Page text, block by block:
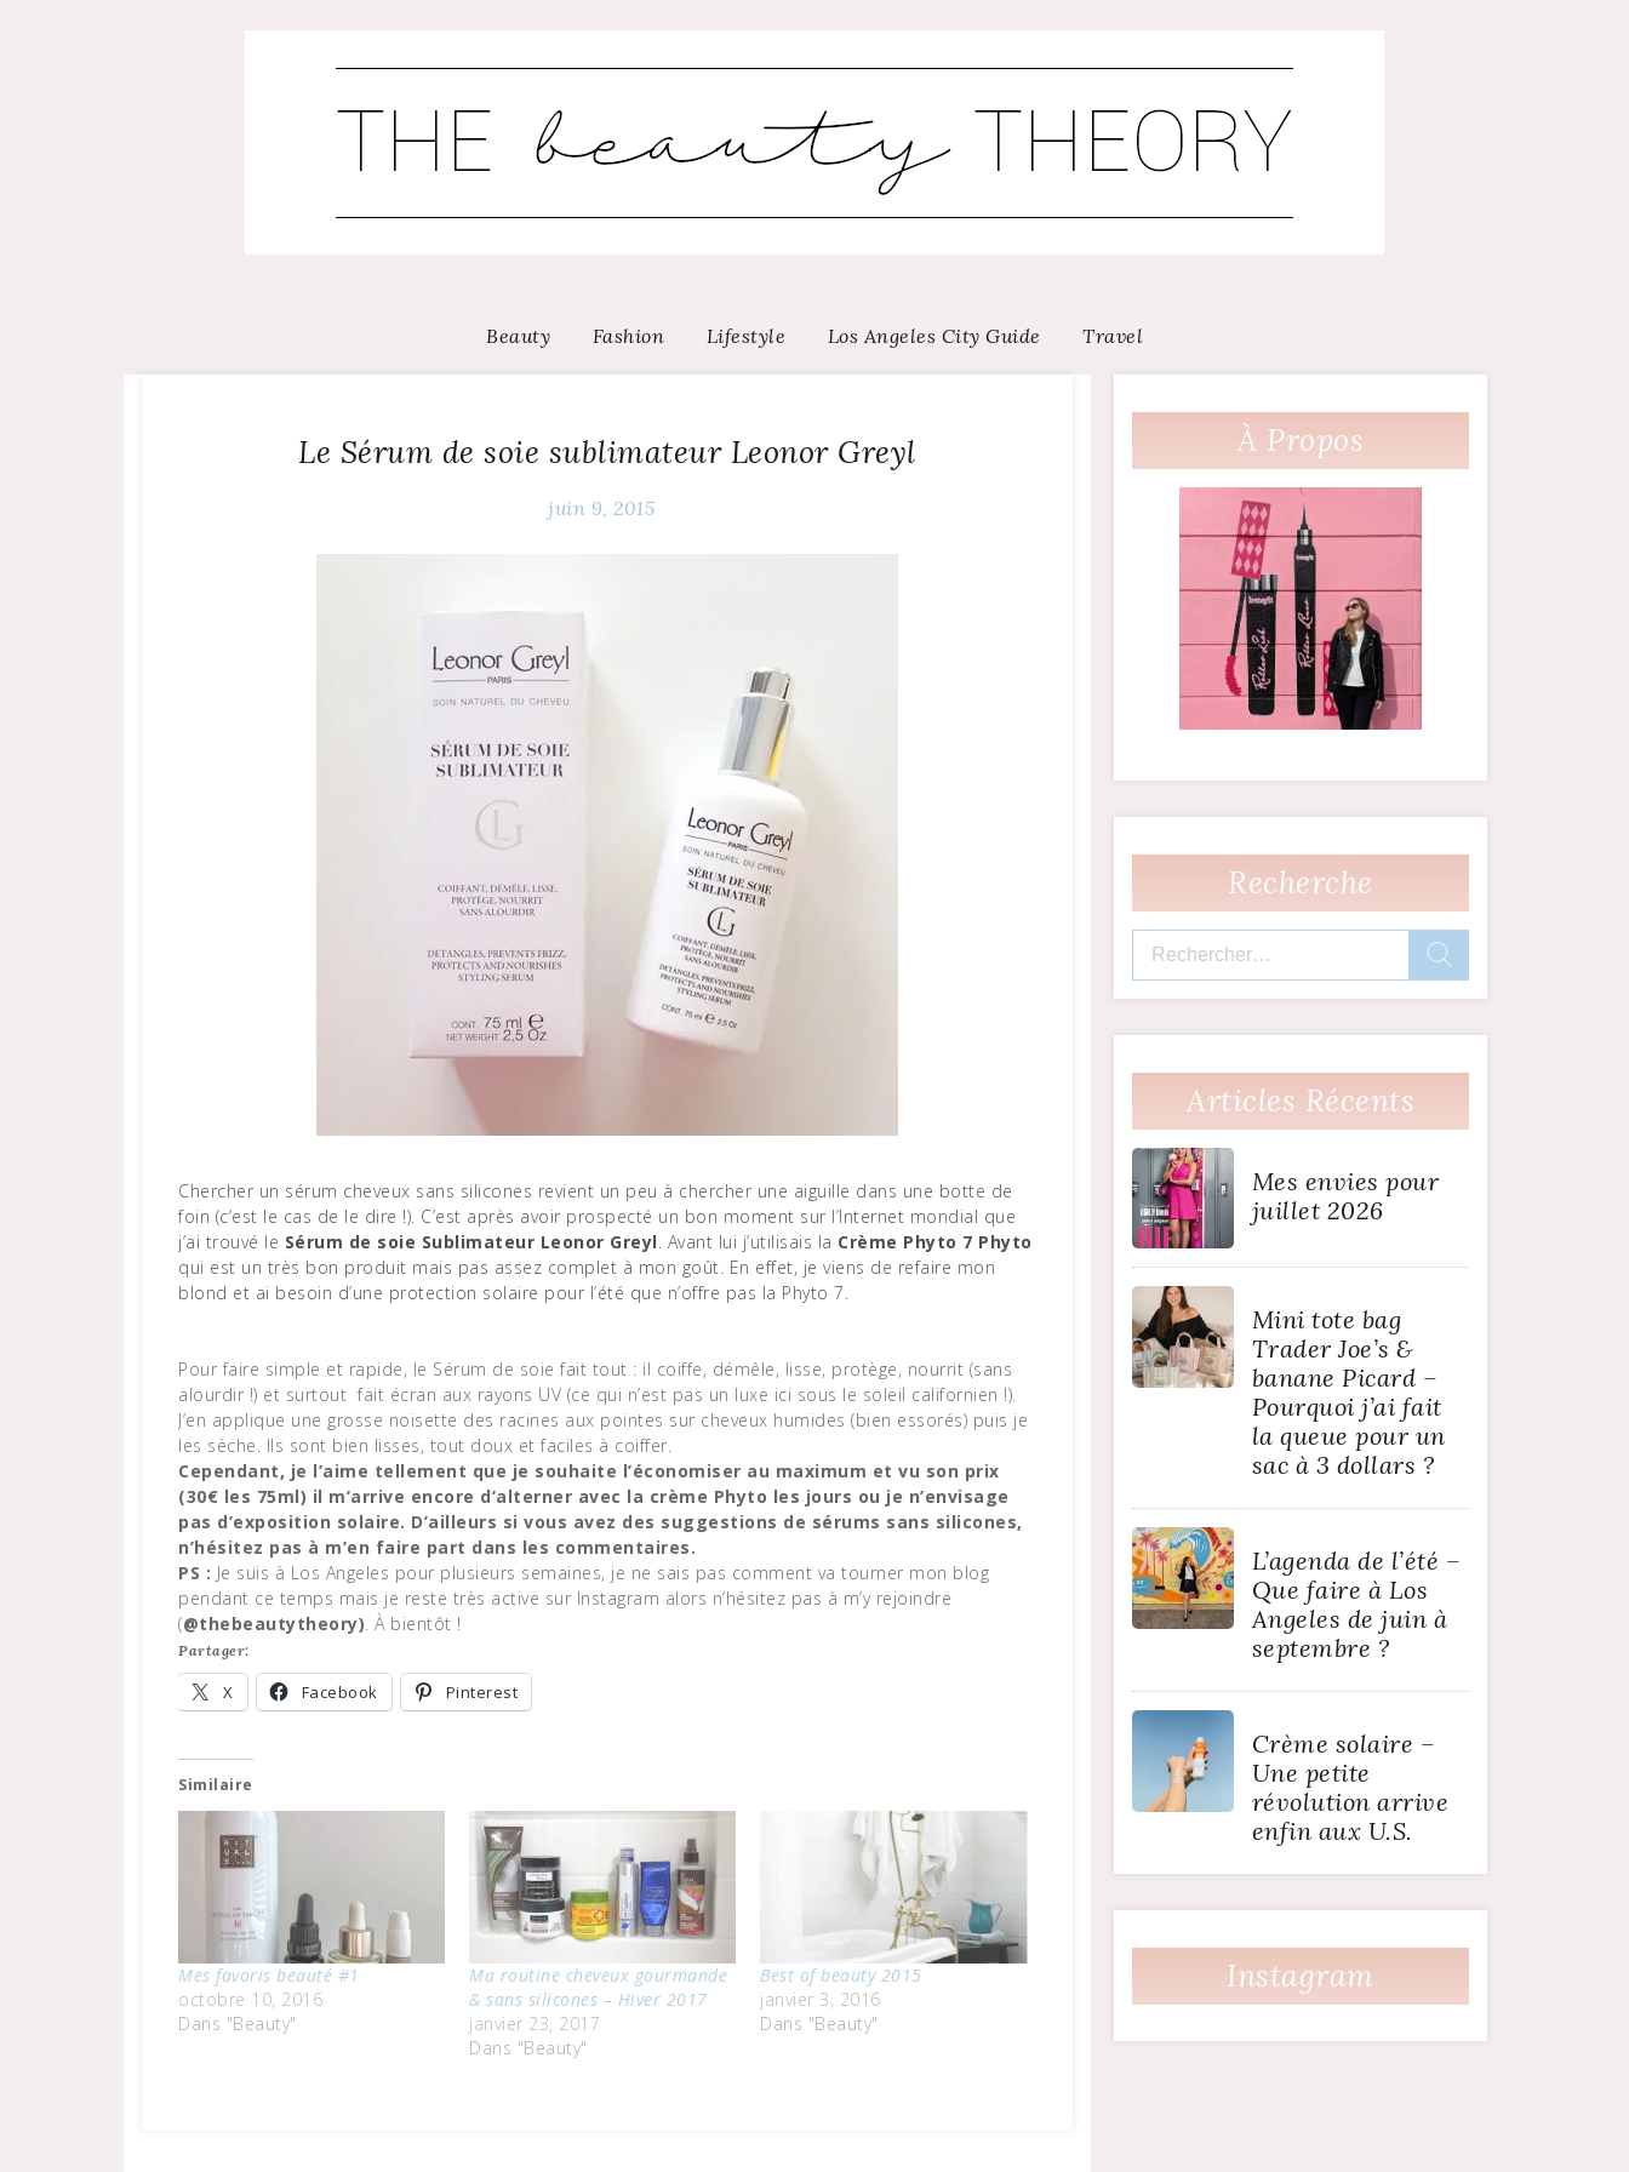
Beauty Fashion Lifestyle Los Angeles City Guide Travel
Le Sérum de soie sublimateur Leonor Greyl
juin 9, 2015
Chercher un sérum cheveux sans silicones revient un peu à chercher une aiguille dans une botte de
foin (c’est le cas de le dire !). C’est après avoir prospecté un bon moment sur l’Internet mondial que
j’ai trouvé le Sérum de soie Sublimateur Leonor Greyl. Avant lui j’utilisais la Crème Phyto 7 Phyto
qui est un très bon produit mais pas assez complet à mon goût. En effet, je viens de refaire mon
blond et ai besoin d’une protection solaire pour l’été que n’offre pas la Phyto 7.
Pour faire simple et rapide, le Sérum de soie fait tout : il coiffe, démêle, lisse, protège, nourrit (sans
alourdir !) et surtout fait écran aux rayons UV (ce qui n’est pas un luxe ici sous le soleil californien !).
J’en applique une grosse noisette des racines aux pointes sur cheveux humides (bien essorés) puis je
les sèche. Ils sont bien lisses, tout doux et faciles à coiffer.
Cependant, je l’aime tellement que je souhaite l’économiser au maximum et vu son prix
(30€ les 75ml) il m’arrive encore d’alterner avec la crème Phyto les jours ou je n’envisage
pas d’exposition solaire. D’ailleurs si vous avez des suggestions de sérums sans silicones,
n’hésitez pas à m’en faire part dans les commentaires.
PS : Je suis à Los Angeles pour plusieurs semaines, je ne sais pas comment va tourner mon blog
pendant ce temps mais je reste très active sur Instagram alors n’hésitez pas à m’y rejoindre
(@thebeautytheory). À bientôt !
Partager:
X Facebook Pinterest
Similaire
Mes favoris beauté #1
octobre 10, 2016
Dans "Beauty"
Ma routine cheveux gourmande
& sans silicones – Hiver 2017
janvier 23, 2017
Dans "Beauty"
Best of beauty 2015
janvier 3, 2016
Dans "Beauty"
À Propos
Recherche
Rechercher :
Articles Récents
Mes envies pour
juillet 2026
Mini tote bag
Trader Joe’s &
banane Picard –
Pourquoi j’ai fait
la queue pour un
sac à 3 dollars ?
L’agenda de l’été –
Que faire à Los
Angeles de juin à
septembre ?
Crème solaire –
Une petite
révolution arrive
enfin aux U.S.
Instagram